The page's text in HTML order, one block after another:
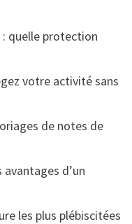
: quelle protection
votre activité sans
de notes de
d’un
les plus plébiscitées